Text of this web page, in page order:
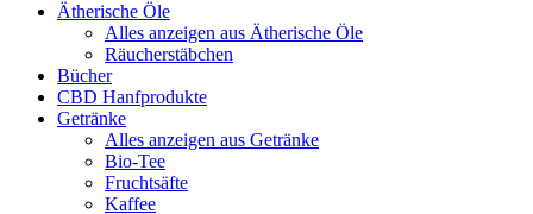
Ätherische Öle
Alles anzeigen aus Ätherische Öle
Räucherstäbchen
Bücher
CBD Hanfprodukte
Getränke
Alles anzeigen aus Getränke
Bio-Tee
Fruchtsäfte
Kaffee